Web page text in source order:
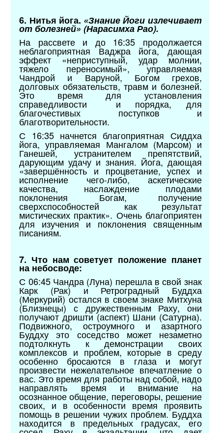
6. Нитья йога. «Знание Йоги излечивает
от болезней» (Нарасимха Рао).
На рассвете и до 16:35 продолжается
неблагоприятная Ваджра йога, дающая
эффект «неприступный, удар молнии,
тяжело переносимый», управляемая
Чандрой и Варуной, Богом грехов,
долговых обязательств, травм и болезней.
Это время для установления
справедливости и порядка, для
благочестивых поступков и
благотворительности.
С 16:35 начнется благоприятная Сиддха
йога, управляемая Мангалом (Марсом) и
Ганешей, устранителем препятствий,
дарующим удачу и знания. Йога, дающая
«завершённость и процветание, успех и
исполнение чего-либо, аскетические
качества, наслаждение плодами
поклонения Богам, получение
сверхспособностей как результат
мистических практик». Очень благоприятен
для изучения и поклонения священным
писаниям.
7. Что нам советует положение планет
на небосводе:
С 06:45 Чандра (Луна) перешла в свой знак
Карк (Рак) и Ретроградный Буддха
(Меркурий) остался в своем знаке Митхуна
(Близнецы) с дружественным Раху, они
получают дришти (аспект) Шани (Сатурна).
Подвижного, остроумного и азартного
Буддху это соседство может незаметно
подтолкнуть к демонстрации своих
комплексов и проблем, которые в среду
особенно бросаются в глаза и могут
произвести нежелательное впечатление о
вас. Это время для работы над собой, надо
направлять время и внимание на
осознанное общение, переговоры, решение
своих, и в особенности время проявить
помощь в решении чужих проблем. Буддха
находится в предельных градусах, его